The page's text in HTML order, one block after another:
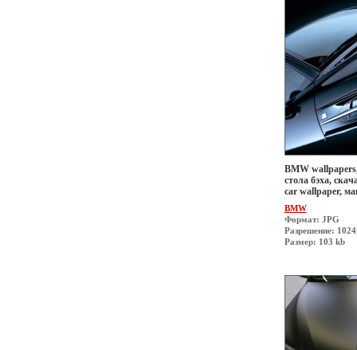
BMW
стола бэха,
car wallpaper,
BMW
Формат: JPG
Разрешение:
Размер: 103 kb